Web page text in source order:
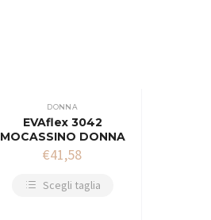
DONNA
EVAflex 3042
MOCASSINO DONNA
€41,58
Scegli taglia